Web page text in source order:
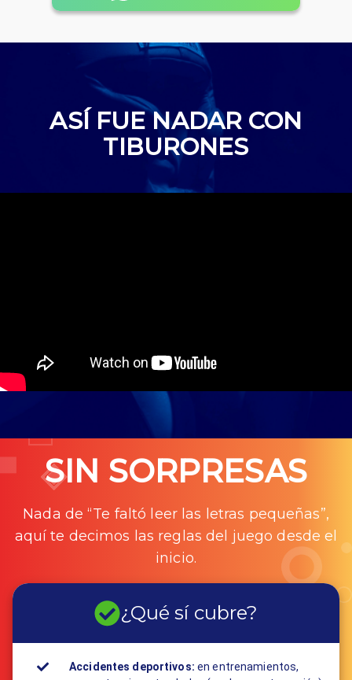
ASÍ FUE NADAR CON
TIBURONES
SIN SORPRESAS
Nada de “Te faltó leer las letras pequeñas”,
aquí te decimos las reglas del juego desde el
inicio.
¿Qué sí cubre?
Accidentes deportivos: en entrenamientos,